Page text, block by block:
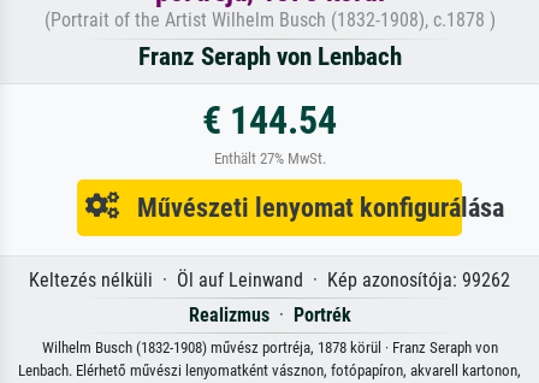
(Portrait of the Artist Wilhelm Busch (1832-1908), c.1878 )
Franz Seraph von Lenbach
€ 144.54
Enthält 27% MwSt.
Művészeti lenyomat konfigurálása
Keltezés nélküli · Öl auf Leinwand · Kép azonosítója: 99262
Realizmus· Portrék
Wilhelm Busch (1832-1908) művész portréja, 1878 körül · Franz Seraph von
Lenbach. Elérhető művészi lenyomatként vásznon, fotópapíron, akvarell kartonon,